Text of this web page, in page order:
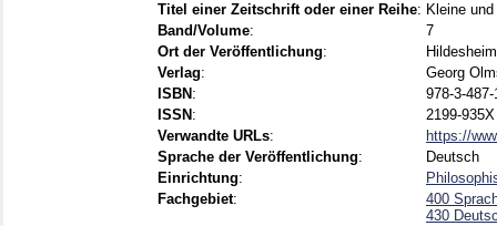
Titel einer Zeitschrift oder einer Reihe: Kleine
Band/Volume:
7
Ort der Veröffentlichung:
Verlag:
Georg
ISBN :
978-3-
ISSN :
2199-935X
Verwandte URLs:
https://
Sprache der Veröffentlichung:
Deutsch
Einrichtung:
Fachgebiet:
400
430